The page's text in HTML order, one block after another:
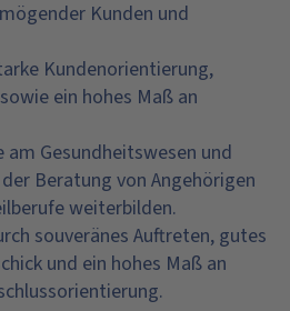
Kunden und
Kundenorientierung,
ein hohes Maß an
am Gesundheitswesen und
Beratung von Angehörigen
weiterbilden.
souveränes Auftreten, gutes
und ein hohes Maß an